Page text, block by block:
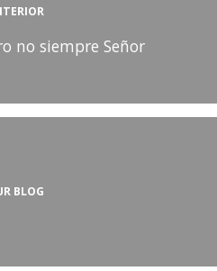
no siempre Señor
BLOG